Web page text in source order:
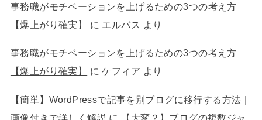
事務職がモチベーションを上げるための3つの考え方
【爆上がり確実】
に エルバス より
事務職がモチベーションを上げるための3つの考え方
【爆上がり確実】
にケフィア より
【簡単】WordPressで記事を別ブログに移行する方法｜
画像付きで詳しく解説 に
【大変？】ブログの複数ジャ